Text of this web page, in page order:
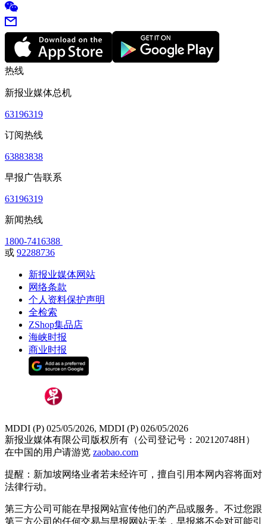
热线
新报业媒体总机
63196319
订阅热线
63883838
早报广告联系
63196319
新闻热线
1800-7416388
或 92288736
新报业媒体网站
网络条款
个人资料保护声明
全检索
ZShop集品店
海峡时报
商业时报
MDDI (P) 025/05/2026, MDDI (P) 026/05/2026
新报业媒体有限公司版权所有（公司登记号：202120748H）
在中国的用户请游览 zaobao.com
提醒：新加坡网络业者若未经许可，擅自引用本网内容将面对
法律行动。
第三方公司可能在早报网站宣传他们的产品或服务。不过您跟
第三方公司的任何交易与早报网站无关，早报将不会对可能引